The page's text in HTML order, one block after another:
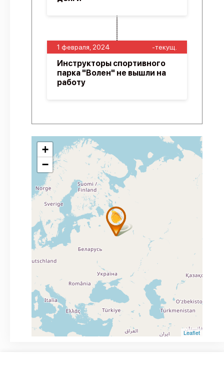
1 февраля, 2024 -текущ.
Инструкторы спортивного
парка "Волен" не вышли на
работу
+
−
Leaflet